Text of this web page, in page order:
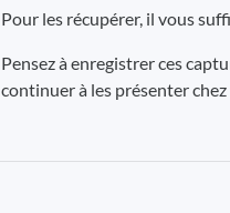
Pour les récupérer, il vous
Pensez à enregistrer ces
continuer à les présenter